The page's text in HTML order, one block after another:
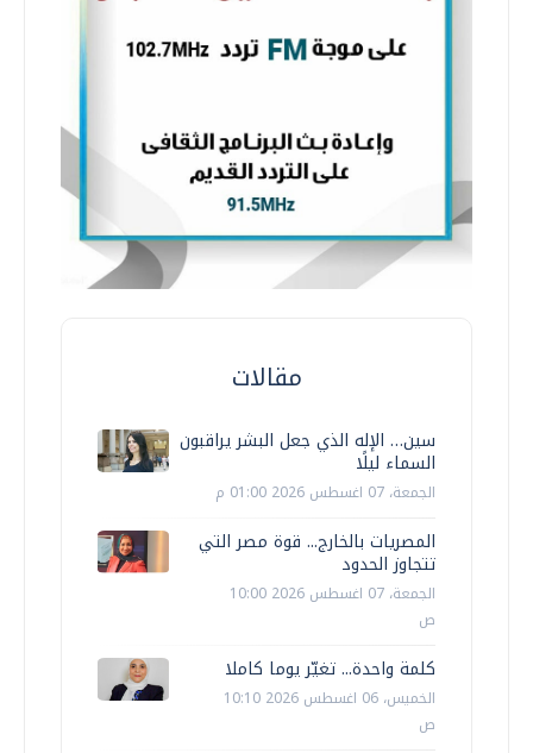
مقالات
سين… الإله الذي جعل البشر يراقبون
السماء ليلًا
الجمعة، 07 اغسطس 2026 01:00 م
المصريات بالخارج... قوة مصر التي
تتجاوز الحدود
الجمعة، 07 اغسطس 2026 10:00
ص
كلمة واحدة... تغيّر يوما كاملا
الخميس، 06 اغسطس 2026 10:10
ص